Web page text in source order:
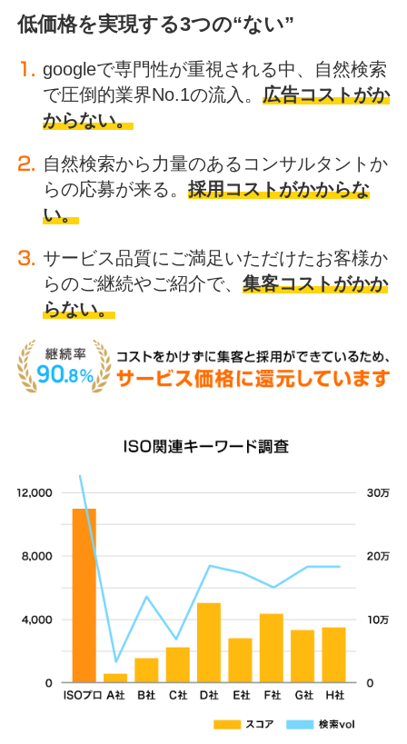
低価格を実現する3つの“ない”
googleで専門性が重視される中、自然検索
で圧倒的業界No.1の流入。 広告コストがか
からない。
自然検索から力量のあるコンサルタントか
らの応募が来る。 採用コストがかからな
い。
サービス品質にご満足いただけたお客様か
らのご継続やご紹介で、 集客コストがかか
らない。